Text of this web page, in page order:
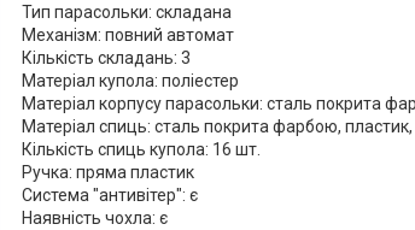
Тип парасольки: складана
Механізм: повний автомат
Кількість складань: 3
Матеріал купола: поліестер
Матеріал корпусу парасольки: сталь покрита
Матеріал спиць: сталь покрита фарбою,
Кількість спиць купола: 16 шт.
Ручка: пряма пластик
Система "антивітер": є
Наявність чохла: є